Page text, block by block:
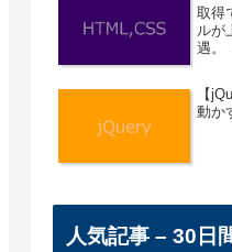
取得
ルが
遇。
【
動か
人気記事 – 30日